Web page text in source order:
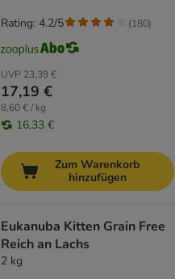
UVP 23,39 €
17,19 €
8,60 € / kg
16,33 €
Rating: 4.2/5 (180)
Zum Warenkorb
hinzufügen
Eukanuba Kitten Grain Free
Reich an Lachs
2 kg